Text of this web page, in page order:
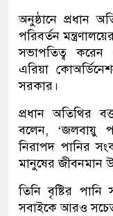
অনুষ্ঠানে প্রধান
পরিবর্তন
সভাপতিত্ব করেন
এরিয়া
সরকার।
প্রধান অতিথির
বলেন, ‘জলবায়ু
নিরাপদ পানির
মানুষের জীবনমান
তিনি বৃষ্টির
সবাইকে আরও